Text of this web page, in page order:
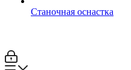
Станочная оснастка